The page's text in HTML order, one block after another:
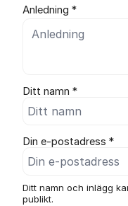
Anledning *
Ditt namn *
Din e-postadress *
Ditt namn och inlägg
publikt.